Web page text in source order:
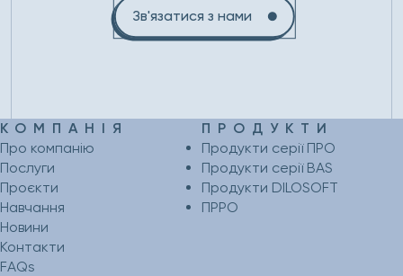
Зв'язатися з нами
КОМПАНІЯ
Про компанію
Послуги
Проєкти
Навчання
Новини
Контакти
FAQs
ПРОДУКТИ
Продукти серії ПРО
Продукти серії BAS
Продукти DILOSOFT
ПРРО